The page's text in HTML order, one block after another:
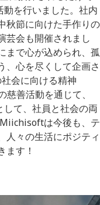
を行いました。社内
秋節に向けた手作りの
芸会も開催されまし
まで心が込められ、孤
、心を尽くして企画さ
会に向ける精神
慈善活動を通じて、
て、社員と社会の両
は今後も、テ
人々の生活にポジティ
ます！